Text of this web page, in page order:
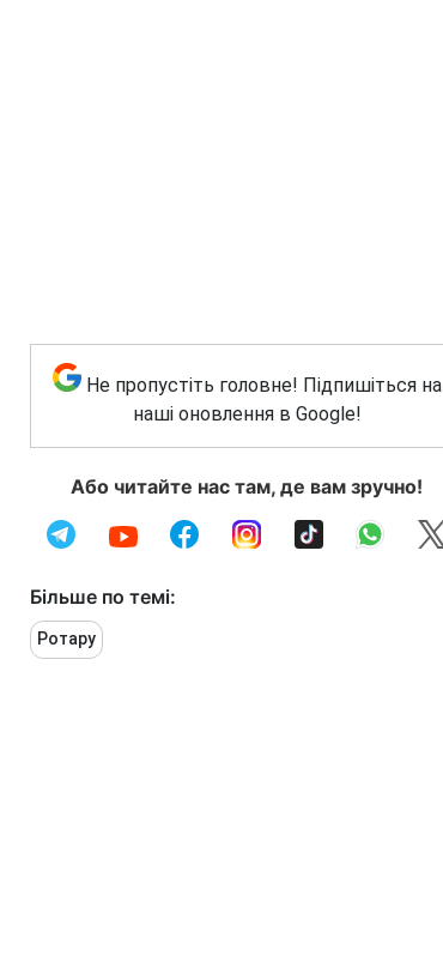
Не пропустіть головне! Підпишіться на
наші оновлення в Google!
Або читайте нас там, де вам зручно!
Більше по темі:
Ротару